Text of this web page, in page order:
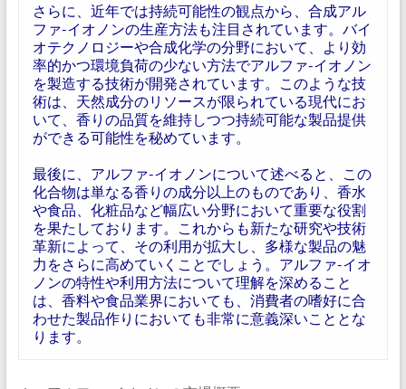
さらに、近年では持続可能性の観点から、合成アル
ファ-イオノンの生産方法も注目されています。バイ
オテクノロジーや合成化学の分野において、より効
率的かつ環境負荷の少ない方法でアルファ-イオノン
を製造する技術が開発されています。このような技
術は、天然成分のリソースが限られている現代にお
いて、香りの品質を維持しつつ持続可能な製品提供
ができる可能性を秘めています。
最後に、アルファ-イオノンについて述べると、この
化合物は単なる香りの成分以上のものであり、香水
や食品、化粧品など幅広い分野において重要な役割
を果たしております。これからも新たな研究や技術
革新によって、その利用が拡大し、多様な製品の魅
力をさらに高めていくことでしょう。アルファ-イオ
ノンの特性や利用方法について理解を深めること
は、香料や食品業界においても、消費者の嗜好に合
わせた製品作りにおいても非常に意義深いこととな
ります。